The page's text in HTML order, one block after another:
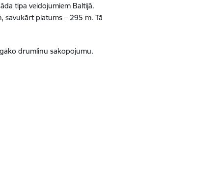
tipa veidojumiem Baltijā.
savukārt platums – 295 m. Tā
drumlinu sakopojumu.